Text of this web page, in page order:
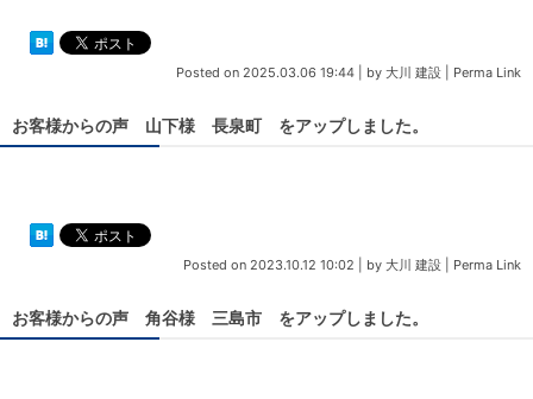
Posted on 2025.03.06 19:44 by 大川 建設 Perma Link
お客様からの声 山下様 長泉町 をアップしました。
Posted on 2023.10.12 10:02 by 大川 建設 Perma Link
お客様からの声 角谷様 三島市 をアップしました。